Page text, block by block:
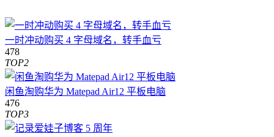
一时冲动购买 4 字母域名，转手血亏
478
TOP2
闲鱼淘购华为 Matepad Air12 平板电脑
476
TOP3